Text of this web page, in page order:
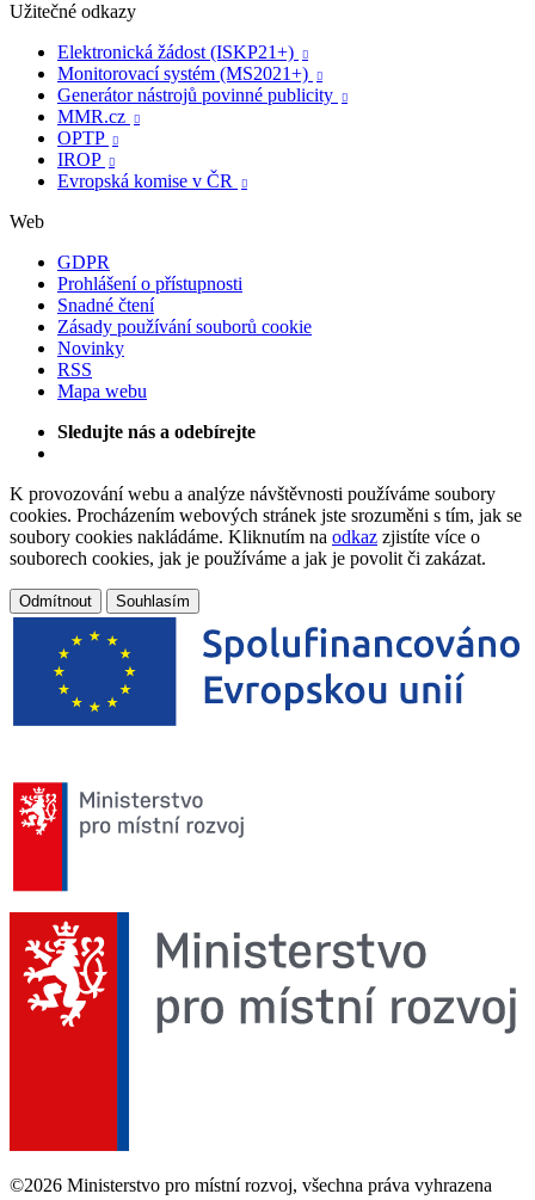
Užitečné odkazy
Elektronická žádost (ISKP21+)

Monitorovací systém (MS2021+) 
Generátor nástrojů povinné publicity 
MMR.cz 
OPTP 
IROP 
Evropská komise v ČR 
Web
GDPR
Prohlášení o přístupnosti
Snadné čtení
Zásady používání souborů cookie
Novinky
RSS
Mapa webu
Sledujte nás a odebírejte
K provozování webu a analýze návštěvnosti používáme soubory
cookies. Procházením webových stránek jste srozuměni s tím, jak se
soubory cookies nakládáme. Kliknutím na odkaz zjistíte více o
souborech cookies, jak je používáme a jak je povolit či zakázat.
Odmítnout Souhlasím
©2026 Ministerstvo pro místní rozvoj, všechna práva vyhrazena